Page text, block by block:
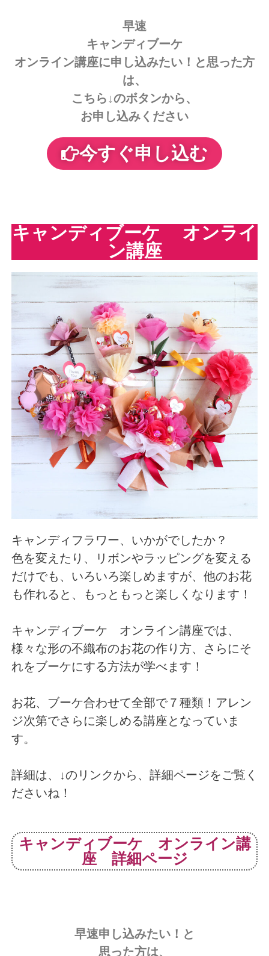
早速
キャンディブーケ
オンライン講座に申し込みたい！と思った方
は、
こちら↓のボタンから、
お申し込みください
今すぐ申し込む
キャンディブーケ オンライ
ン講座
キャンディフラワー、いかがでしたか？
色を変えたり、リボンやラッピングを変える
だけでも、いろいろ楽しめますが、他のお花
も作れると、もっともっと楽しくなります！
キャンディブーケ オンライン講座では、
様々な形の不織布のお花の作り方、さらにそ
れをブーケにする方法が学べます！
お花、ブーケ合わせて全部で７種類！アレン
ジ次第でさらに楽しめる講座となっていま
す。
詳細は、↓のリンクから、詳細ページをご覧く
ださいね！
キャンディブーケ オンライン講
座 詳細ページ
早速申し込みたい！と
思った方は、